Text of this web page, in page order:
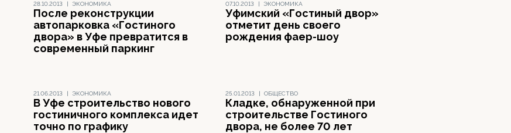
28.10.2013 | ЭКОНОМИКА
После реконструкции
автопарковка «Гостиного
двора» в Уфе превратится в
современный паркинг
07.10.2013 | ЭКОНОМИКА
Уфимский «Гостиный двор»
отметит день своего
рождения фаер-шоу
21.06.2013 | ЭКОНОМИКА
В Уфе строительство нового
гостиничного комплекса идет
точно по графику
25.01.2013 | ОБЩЕСТВО
Кладке, обнаруженной при
строительстве Гостиного
двора, не более 70 лет